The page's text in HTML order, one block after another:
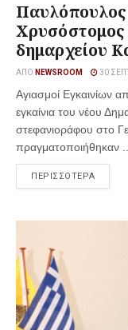
Χρυσόστομος
δημαρχείου
ΑΠΌ NEWSROOM 30
Αγιασμοί Εγκαινίων
εγκαίνια του νέου
στεφανιοράφου στο
πραγματοποιήθηκαν ...
ΠΕΡΙΣΣΟΤΕΡΑ